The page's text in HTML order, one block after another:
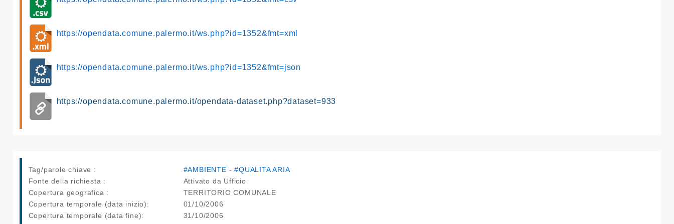
https://opendata.comune.palermo.it/ws.php?id=1352&fmt=xml
https://opendata.comune.palermo.it/ws.php?id=1352&fmt=json
https://opendata.comune.palermo.it/opendata-dataset.php?dataset=933
Tag/parole chiave : #AMBIENTE -#QUALITA ARIA
Fonte della richiesta :
Attivato da Ufficio
Copertura geografica :
TERRITORIO COMUNALE
Copertura temporale (data inizio):
01/10/2006
Copertura temporale (data fine):
31/10/2006